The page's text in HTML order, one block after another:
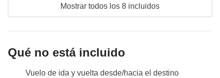
Mostrar todos los 8 incluidos
Qué no está incluido
Vuelo de ida y vuelta desde/hacia el destino